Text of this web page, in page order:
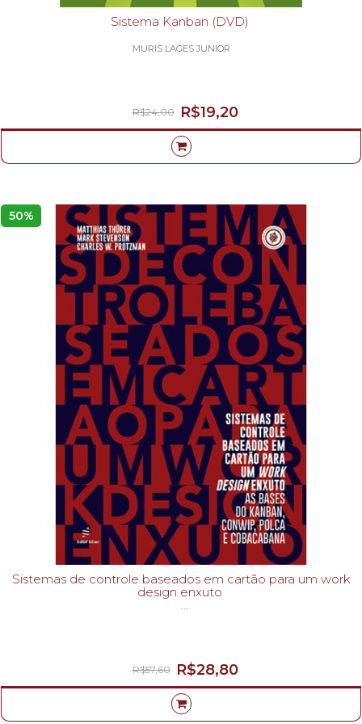
Sistema Kanban (DVD)
MURIS LAGES JUNIOR
R$19,20
R$24,00
50%
Sistemas de controle baseados em cartão para um work
design enxuto
R$28,80
R$57,60